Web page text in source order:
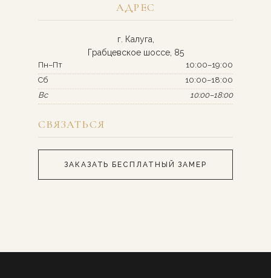
АДРЕС
г. Калуга,
Грабцевское шоссе, 85
Пн–Пт
10:00–19:00
Сб
10:00–18:00
Вс
10:00–18:00
СВЯЗАТЬСЯ
ЗАКАЗАТЬ БЕСПЛАТНЫЙ ЗАМЕР